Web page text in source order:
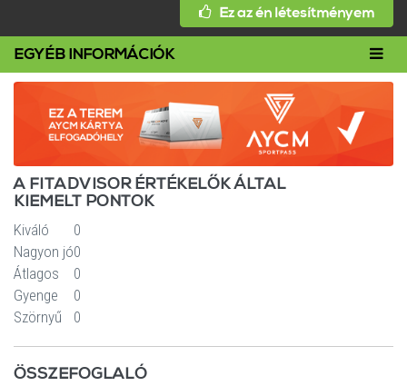
Ez az én létesítményem
EGYÉB INFORMÁCIÓK
A FITADVISOR ÉRTÉKELŐK ÁLTAL
KIEMELT PONTOK
Kiváló
0
Nagyon jó0
Átlagos
0
Gyenge
0
Szörnyű
0
ÖSSZEFOGLALÓ